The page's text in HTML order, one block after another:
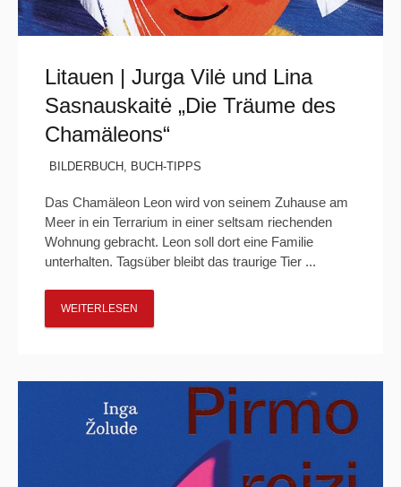
Litauen | Jurga Vilė und Lina
Sasnauskaitė „Die Träume des
Chamäleons“
BILDERBUCH , BUCH-TIPPS
Das Chamäleon Leon wird von seinem Zuhause am
Meer in ein Terrarium in einer seltsam riechenden
Wohnung gebracht. Leon soll dort eine Familie
unterhalten. Tagsüber bleibt das traurige Tier ...
WEITERLESEN